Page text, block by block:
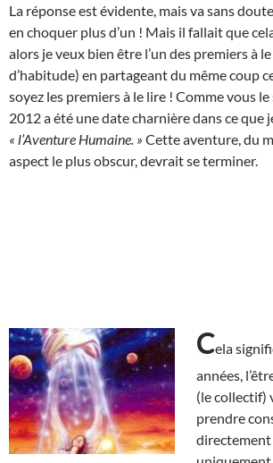
La réponse est évidente, mais va sans
en choquer plus d’un ! Mais il fallait que
alors je veux bien être l’un des premiers à
d’habitude) en partageant du même coup
soyez les premiers à le lire ! Comme vous le
2012 a été une date charnière dans ce que
« l’Aventure Humaine. » Cette aventure, du
aspect le plus obscur, devrait se terminer.
Cela
années,
(le collectif)
prendre
directement